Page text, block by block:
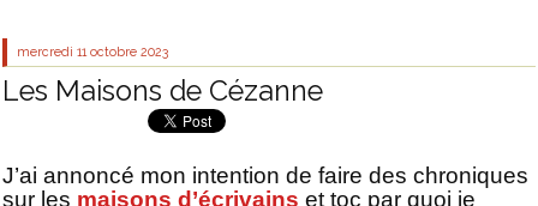
mercredi 11 octobre 2023
Les Maisons de Cézanne
J’ai annoncé mon intention de faire des chroniques
sur les maisons d’écrivains et toc par quoi je